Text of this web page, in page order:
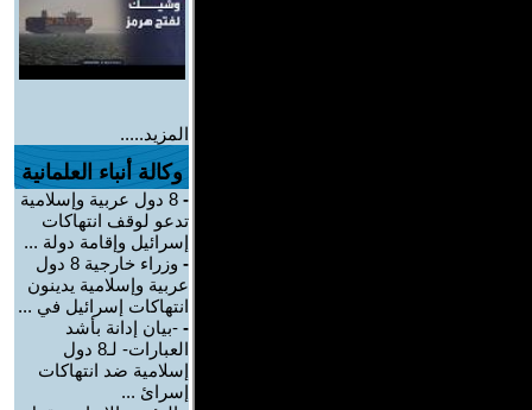
المزيد.....
وكالة أنباء العلمانية
-
8 دول عربية وإسلامية
تدعو لوقف انتهاكات
إسرائيل وإقامة دولة ...
-
وزراء خارجية 8 دول
عربية وإسلامية يدينون
انتهاكات إسرائيل في ...
- -بيان إدانة بأشد
العبارات- لـ8 دول
إسلامية ضد انتهاكات
إسرائ ...